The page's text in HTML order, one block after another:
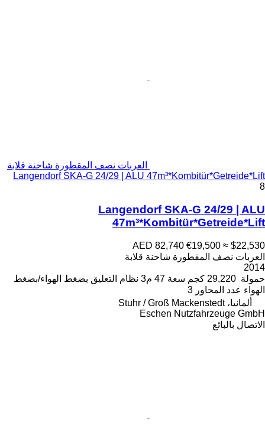
العربات نصف المقطورة شاحنة قلابة
Langendorf SKA-G 24/29 | ALU 47m³*Kombitür*Getreide*Lift
8
Langendorf SKA-G 24/29 | ALU
47m³*Kombitür*Getreide*Lift
AED 82,740 €19,500 ≈ $22,530
العربات نصف المقطورة شاحنة قلابة
2014
حمولة 29,220 كجم سعة 47 م3 نظام التعليق بضغط الهواء/بضغط
الهواء عدد المحاور 3
ألمانيا، Stuhr / Groß Mackenstedt
Eschen Nutzfahrzeuge GmbH
الاتصال بالبائع